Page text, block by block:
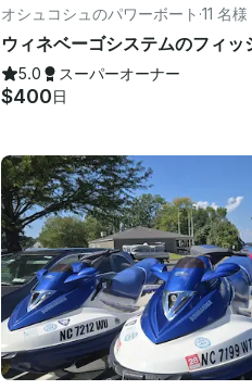
オシュコシュのパワーボート ·11 名様
5.0 スーパーオーナー
$400日